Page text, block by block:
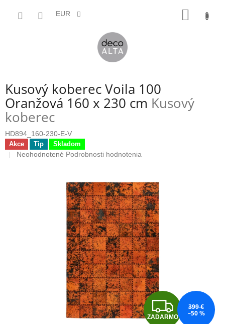
EUR
Kusový koberec Voila 100
Oranžová 160 x 230 cm Kusový
koberec
HD894_160-230-E-V
Akce Tip Skladom
Priemerné
Neohodnotené Podrobnosti hodnotenia
Z
ZADARMO
399 €
–50 %